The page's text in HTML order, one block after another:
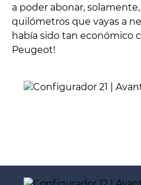
a poder abonar,
quilómetros que vayas a
había sido tan económico
Peugeot!